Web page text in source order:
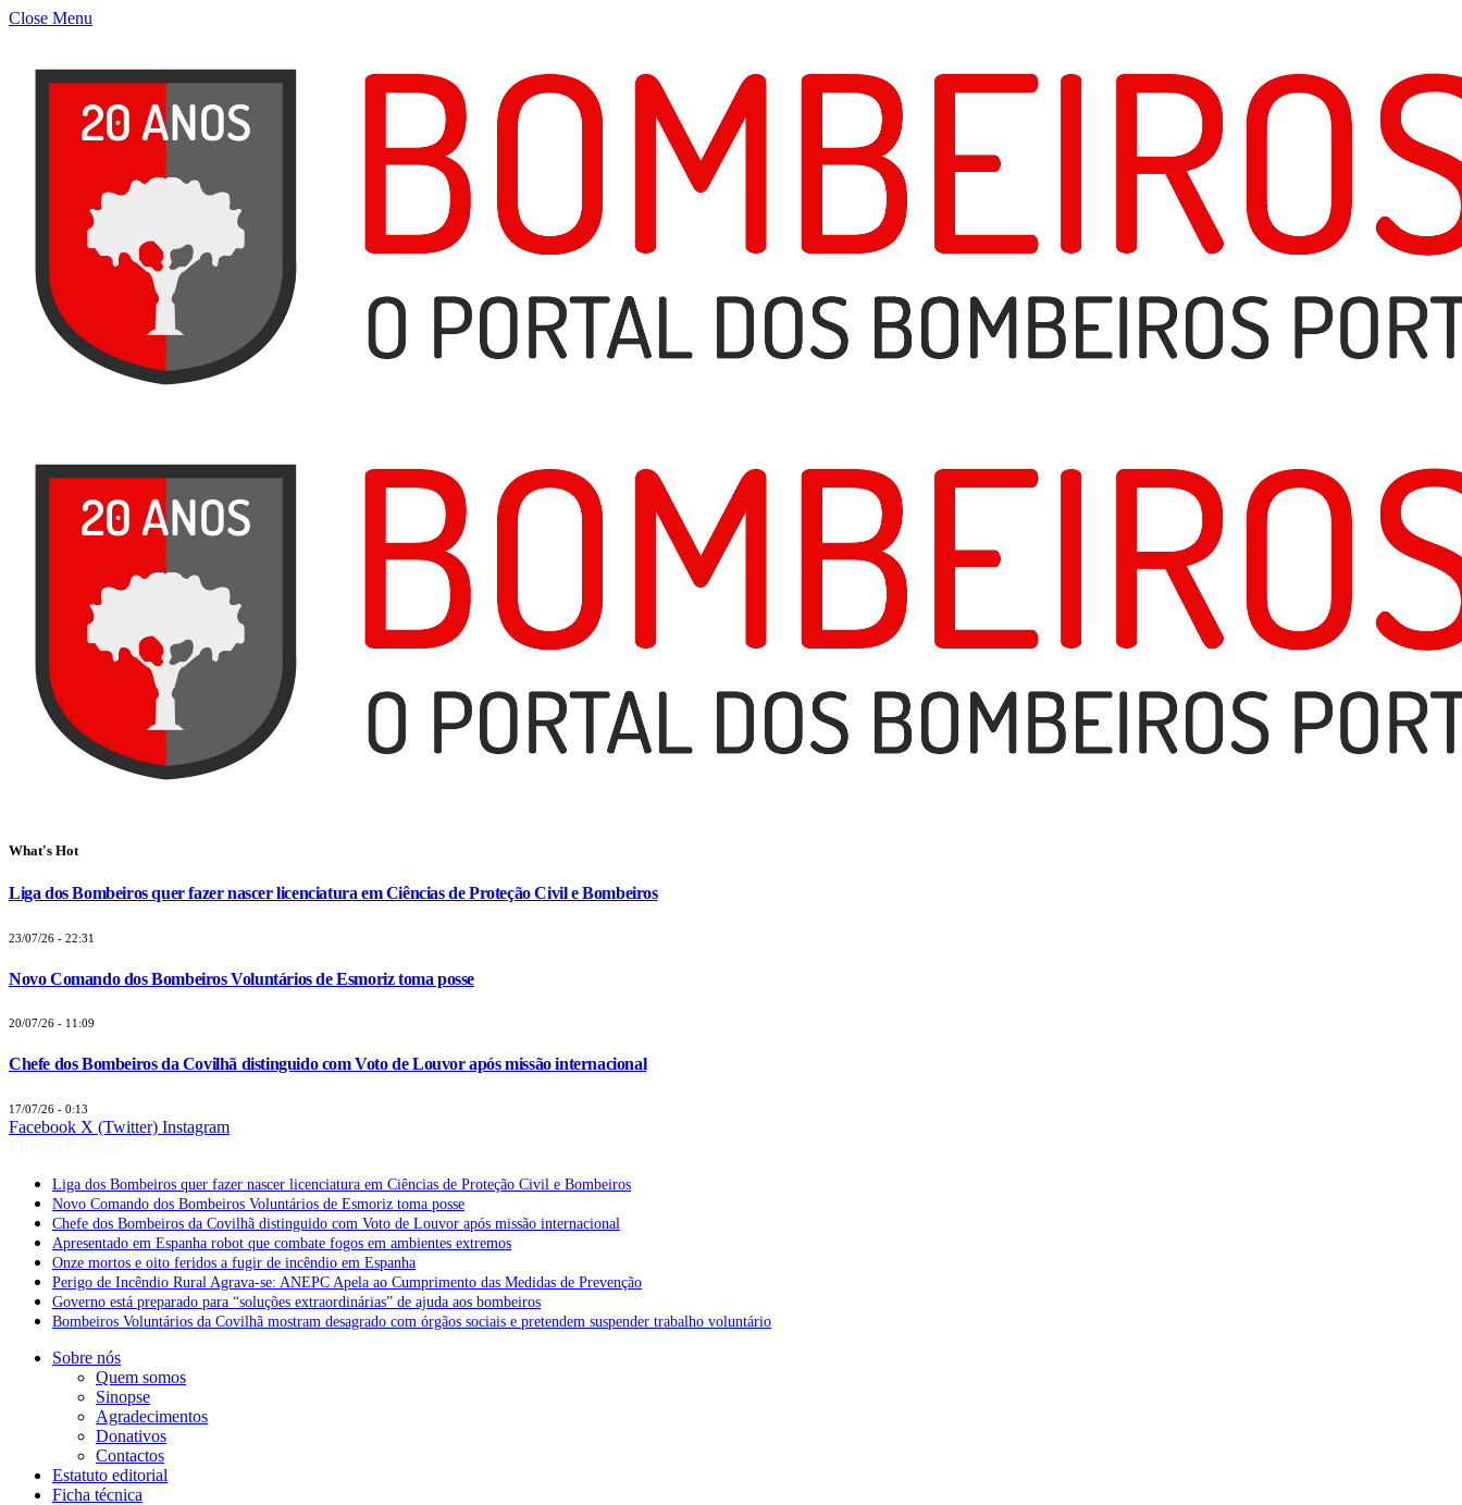
Close Menu
What's Hot
Liga dos Bombeiros quer fazer nascer licenciatura em Ciências de Proteção Civil e Bombeiros
23/07/26 - 22:31
Novo Comando dos Bombeiros Voluntários de Esmoriz toma posse
20/07/26 - 11:09
Chefe dos Bombeiros da Covilhã distinguido com Voto de Louvor após missão internacional
17/07/26 - 0:13
Facebook X (Twitter) Instagram
Liga dos Bombeiros quer fazer nascer licenciatura em Ciências de Proteção Civil e Bombeiros
Novo Comando dos Bombeiros Voluntários de Esmoriz toma posse
Chefe dos Bombeiros da Covilhã distinguido com Voto de Louvor após missão internacional
Apresentado em Espanha robot que combate fogos em ambientes extremos
Onze mortos e oito feridos a fugir de incêndio em Espanha
Perigo de Incêndio Rural Agrava-se: ANEPC Apela ao Cumprimento das Medidas de Prevenção
Governo está preparado para “soluções extraordinárias” de ajuda aos bombeiros
Bombeiros Voluntários da Covilhã mostram desagrado com órgãos sociais e pretendem suspender trabalho voluntário
Sobre nós
Quem somos
Sinopse
Agradecimentos
Donativos
Contactos
Estatuto editorial
Ficha técnica